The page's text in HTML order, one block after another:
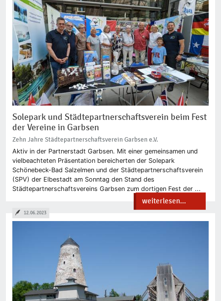
Solepark und Städtepartnerschaftsverein beim Fest
der Vereine in Garbsen
Zehn Jahre Städtepartnerschaftsverein Garbsen e.V.
Aktiv in der Partnerstadt Garbsen. Mit einer gemeinsamen und
vielbeachteten Präsentation bereicherten der Solepark
Schönebeck-Bad Salzelmen und der Städtepartnerschaftsverein
(SPV) der Elbestadt am Sonntag den Stand des
Städtepartnerschaftsvereins Garbsen zum dortigen Fest der ...
weiterlesen...
12.06.2023